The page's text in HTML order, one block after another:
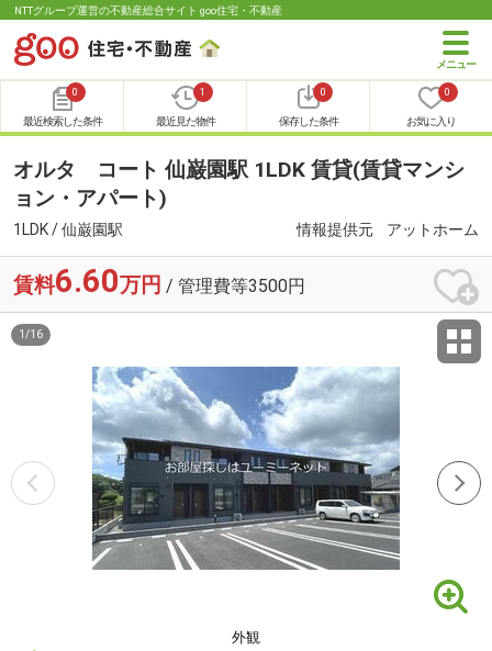
NTTグループ運営の不動産総合サイト goo住宅・不動産
0
最近検索した条件
1
最近見た物件
0
保存した条件
0
お気に入り
オルタ コート 仙巌園駅 1LDK 賃貸(賃貸マンシ
ョン・アパート)
1LDK / 仙巌園駅 情報提供元 アットホーム
賃料6.60万円 / 管理費等3500円
外観
1 /16